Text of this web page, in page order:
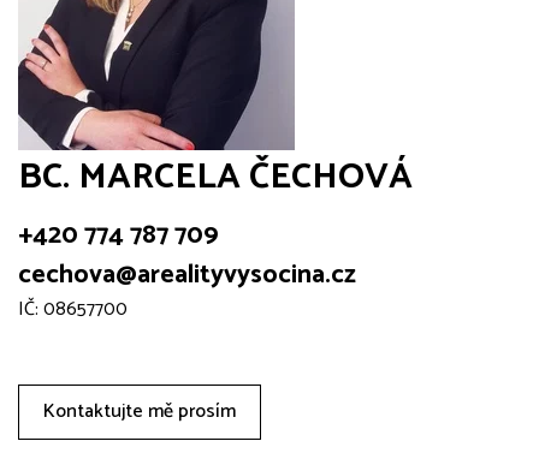
BC. MARCELA ČECHOVÁ
+420 774 787 709
cechova@arealityvysocina.cz
IČ: 08657700
Kontaktujte mě prosím